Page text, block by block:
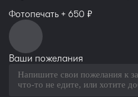
Фотопечать + 650 руб
Ваши пожелания